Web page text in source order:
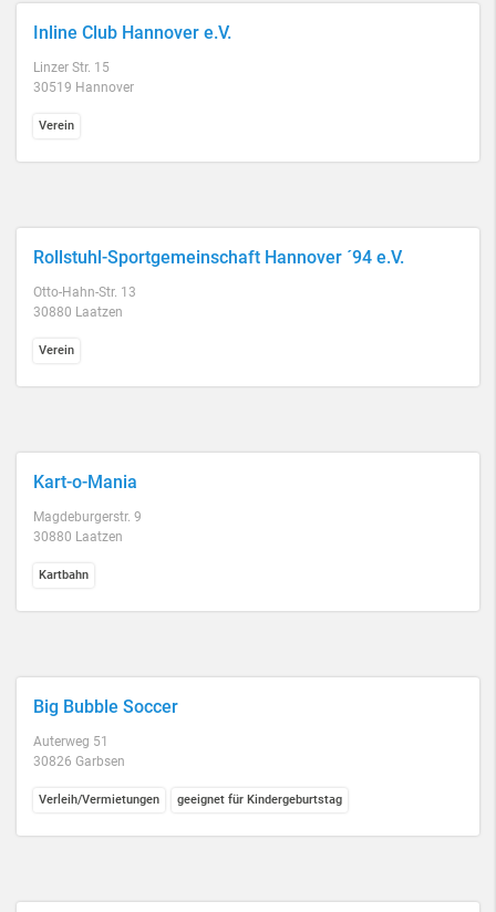
Inline Club Hannover e.V.
Linzer Str. 15
30519 Hannover
Verein
Rollstuhl-Sportgemeinschaft Hannover ´94 e.V.
Otto-Hahn-Str. 13
30880 Laatzen
Verein
Kart-o-Mania
Magdeburgerstr. 9
30880 Laatzen
Kartbahn
Big Bubble Soccer
Auterweg 51
30826 Garbsen
Verleih/Vermietungen geeignet für Kindergeburtstag